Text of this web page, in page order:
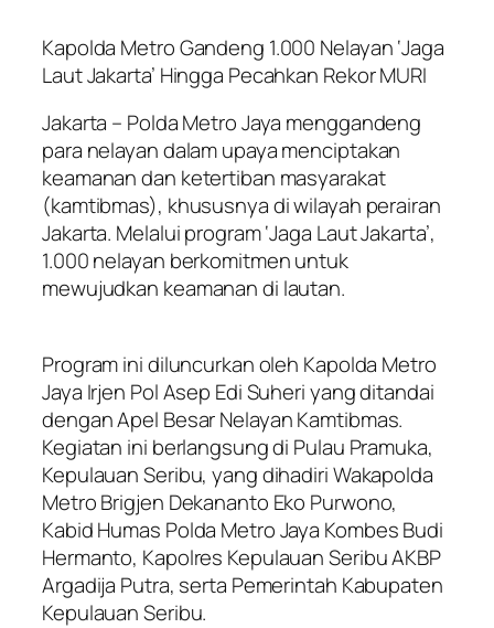
Kapolda Metro Gandeng 1.000 Nelayan ‘Jaga
Laut Jakarta’ Hingga Pecahkan Rekor MURI
Jakarta – Polda Metro Jaya menggandeng
para nelayan dalam upaya menciptakan
keamanan dan ketertiban masyarakat
(kamtibmas), khususnya di wilayah perairan
Jakarta. Melalui program ‘Jaga Laut Jakarta’,
1.000 nelayan berkomitmen untuk
mewujudkan keamanan di lautan.
Program ini diluncurkan oleh Kapolda Metro
Jaya Irjen Pol Asep Edi Suheri yang ditandai
dengan Apel Besar Nelayan Kamtibmas.
Kegiatan ini berlangsung di Pulau Pramuka,
Kepulauan Seribu, yang dihadiri Wakapolda
Metro Brigjen Dekananto Eko Purwono,
Kabid Humas Polda Metro Jaya Kombes Budi
Hermanto, Kapolres Kepulauan Seribu AKBP
Argadija Putra, serta Pemerintah Kabupaten
Kepulauan Seribu.